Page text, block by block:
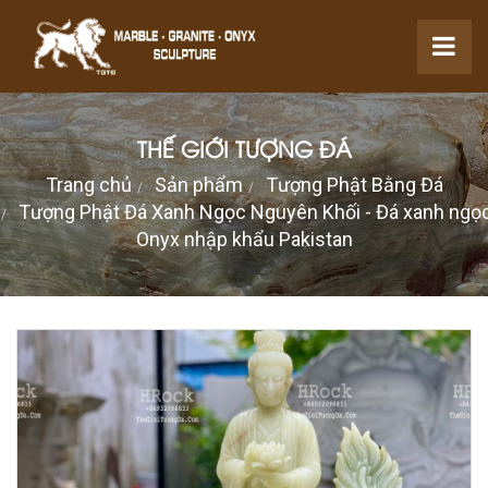
THẾ GIỚI TƯỢNG ĐÁ
Trang chủ Sản phẩm
Tượng Phật Bằng Đá
Tượng Phật Đá Xanh Ngọc Nguyên Khối - Đá xanh
Onyx nhập khẩu Pakistan